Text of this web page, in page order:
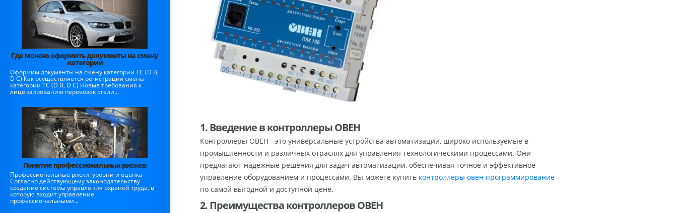
Где можно оформить документы на смену
категории
Оформим документы на смену категории ТС (D B,
D C) Как осуществляется регистрация смены
категории ТС (D B, D C) Новые требования к
лицензированию перевозок стали...
Понятие профессиональных рисков
Профессиональные риски: уровни и оценка
Согласно действующему законодательству
создание системы управления охраной труда, в
которую входит управление
профессиональными...
1. Введение в контроллеры ОВЕН
Контроллеры ОВЕН - это универсальные устройства автоматизации, широко используемые в
промышленности и различных отраслях для управления технологическими процессами. Они
предлагают надежные решения для задач автоматизации, обеспечивая точное и эффективное
управление оборудованием и процессами. Вы можете купить контроллеры овен программирование
по самой выгодной и доступной цене.
2. Преимущества контроллеров ОВЕН